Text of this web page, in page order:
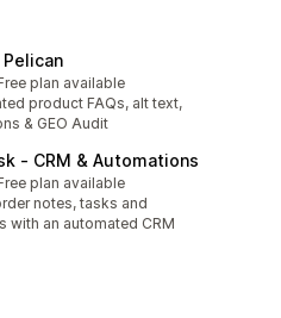
üzerinden
plan available
product FAQs, alt text,
& GEO Audit
‑ CRM & Automations
üzerinden
plan available
notes, tasks and
with an automated CRM